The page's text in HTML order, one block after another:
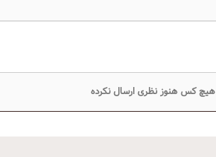
هیچ کس هنوز نظری ارسال نکرده